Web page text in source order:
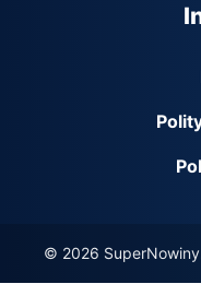
© 2026